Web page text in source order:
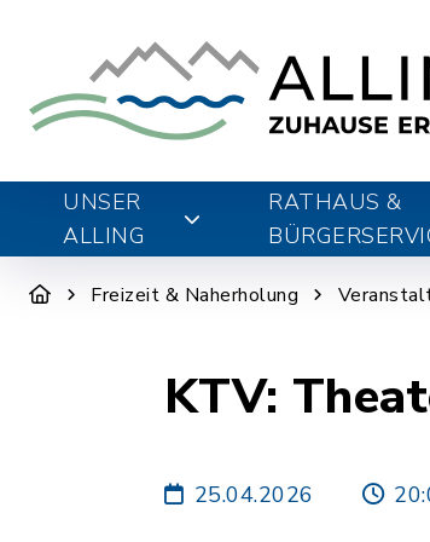
UNSER
ALLING
RATHAUS &
Freizeit & Naherholung
KTV:
25.04.2026